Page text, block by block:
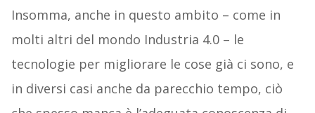
Insomma, anche in questo ambito – come in
molti altri del mondo Industria 4.0 – le
tecnologie per migliorare le cose già ci sono, e
in diversi casi anche da parecchio tempo, ciò